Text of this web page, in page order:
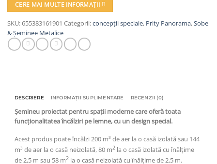
CERE MAI MULTE INFORMAȚII
SKU:655383161901 Categorii:concepții speciale, Prity Panorama,Sobe
& Șeminee Metalice
DESCRIERE INFORMAȚII SUPLIMENTARE RECENZII (0)
Șemineu proiectat pentru spații moderne care oferă toata
funcționalitatea încălziri pe lemne, cu un design special.
Acest produs poate încălzi 200 m³ de aer la o casă izolată sau 144
m³ de aer la o casă neizolată, 80 m2 la o casă izolată cu înălțime
de 2,5 m sau 58 m2 la o casă neizolată cu înălțime de 2,5 m.